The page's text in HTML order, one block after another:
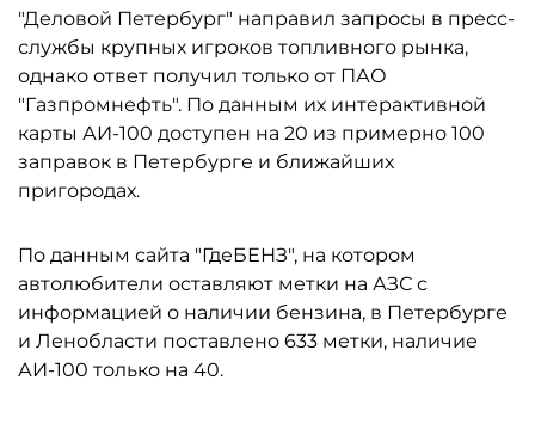
"Деловой Петербург" направил запросы в пресс-
службы крупных игроков топливного рынка,
однако ответ получил только от ПАО
"Газпромнефть". По данным их интерактивной
карты АИ-100 доступен на 20 из примерно 100
заправок в Петербурге и ближайших
пригородах.
По данным сайта "ГдеБЕНЗ", на котором
автолюбители оставляют метки на АЗС с
информацией о наличии бензина, в Петербурге
и Ленобласти поставлено 633 метки, наличие
АИ-100 только на 40.